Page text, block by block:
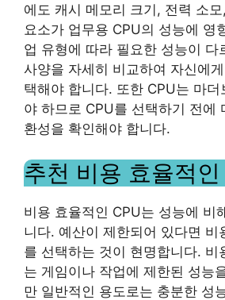
에도 캐시 메모리 크기, 전력 소
요소가 업무용 CPU의 성능에 영
업 유형에 따라 필요한 성능이 다
사양을 자세히 비교하여 자신에
택해야 합니다. 또한 CPU는 마더
야 하므로 CPU를 선택하기 전에
환성을 확인해야 합니다.
추천 비용 효율적인
비용 효율적인 CPU는 성능에 비
니다. 예산이 제한되어 있다면 비
를 선택하는 것이 현명합니다. 비
는 게임이나 작업에 제한된 성능
만 일반적인 용도로는 충분한 성